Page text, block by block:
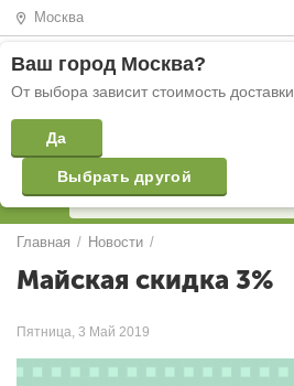
Москва
Ваш город Москва?
От выбора зависит стоимость доставки
Да
Выбрать другой
Главная / Новости /
Майская скидка 3%
Пятница, 3 Май 2019